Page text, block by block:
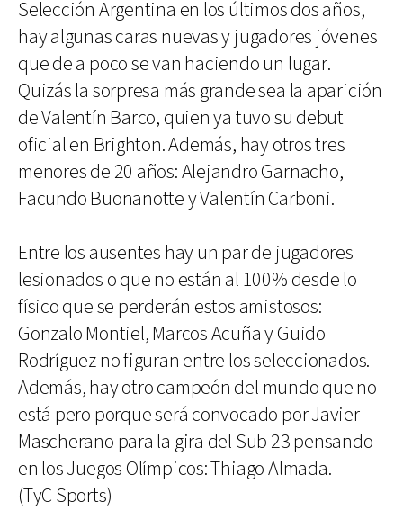
Selección Argentina en los últimos dos años,
hay algunas caras nuevas y jugadores jóvenes
que de a poco se van haciendo un lugar.
Quizás la sorpresa más grande sea la aparición
de Valentín Barco, quien ya tuvo su debut
oficial en Brighton. Además, hay otros tres
menores de 20 años: Alejandro Garnacho,
Facundo Buonanotte y Valentín Carboni.
Entre los ausentes hay un par de jugadores
lesionados o que no están al 100% desde lo
físico que se perderán estos amistosos:
Gonzalo Montiel, Marcos Acuña y Guido
Rodríguez no figuran entre los seleccionados.
Además, hay otro campeón del mundo que no
está pero porque será convocado por Javier
Mascherano para la gira del Sub 23 pensando
en los Juegos Olímpicos: Thiago Almada.
(TyC Sports)